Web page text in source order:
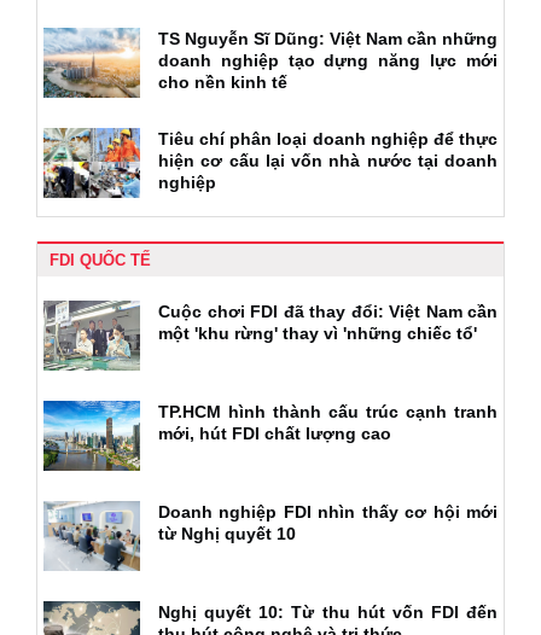
TS Nguyễn Sĩ Dũng: Việt Nam cần những
doanh nghiệp tạo dựng năng lực mới
cho nền kinh tế
Tiêu chí phân loại doanh nghiệp để thực
hiện cơ cấu lại vốn nhà nước tại doanh
nghiệp
FDI QUỐC TẾ
Cuộc chơi FDI đã thay đổi: Việt Nam cần
một 'khu rừng' thay vì 'những chiếc tổ'
TP.HCM hình thành cấu trúc cạnh tranh
mới, hút FDI chất lượng cao
Doanh nghiệp FDI nhìn thấy cơ hội mới
từ Nghị quyết 10
Nghị quyết 10: Từ thu hút vốn FDI đến